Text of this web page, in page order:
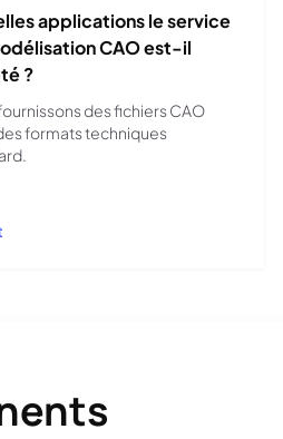
applications le service
CAO est-il
?
des fichiers CAO
formats techniques